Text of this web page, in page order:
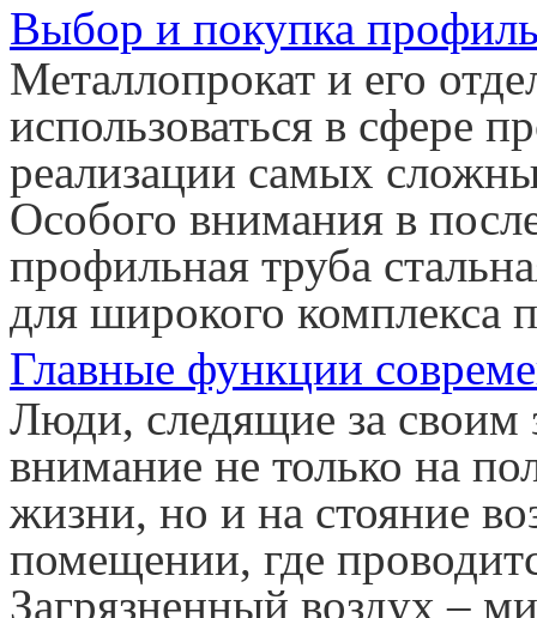
Выбор и покупка
Металлопрокат и его
использоваться в сфере
реализации самых
Особого внимания в
профильная труба
для широкого комплекса
Главные функции
Люди, следящие за своим
внимание не только на
жизни, но и на стояние
помещении, где
Загрязненный воздух –